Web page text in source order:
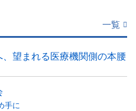
一覧
望まれる医療機関側の本腰
手に